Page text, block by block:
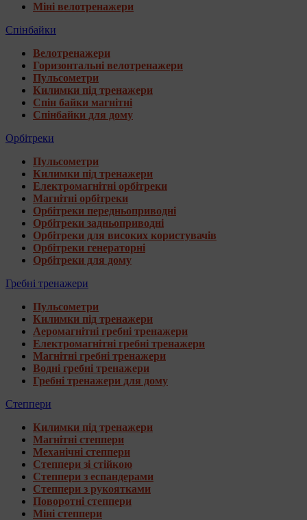
Міні велотренажери
Спінбайки
Велотренажери
Горизонтальні велотренажери
Пульсометри
Килимки під тренажери
Спін байки магнітні
Спінбайки для дому
Орбітреки
Пульсометри
Килимки під тренажери
Електромагнітні орбітреки
Магнітні орбітреки
Орбітреки передньоприводні
Орбітреки задньоприводні
Орбітреки для високих користувачів
Орбітреки генераторні
Орбітреки для дому
Гребні тренажери
Пульсометри
Килимки під тренажери
Аеромагнітні гребні тренажери
Електромагнітні гребні тренажери
Магнітні гребні тренажери
Водні гребні тренажери
Гребні тренажери для дому
Степпери
Килимки під тренажери
Магнітні степпери
Механічні степпери
Степпери зі стійкою
Степпери з еспандерами
Степпери з рукоятками
Поворотні степпери
Міні степпери